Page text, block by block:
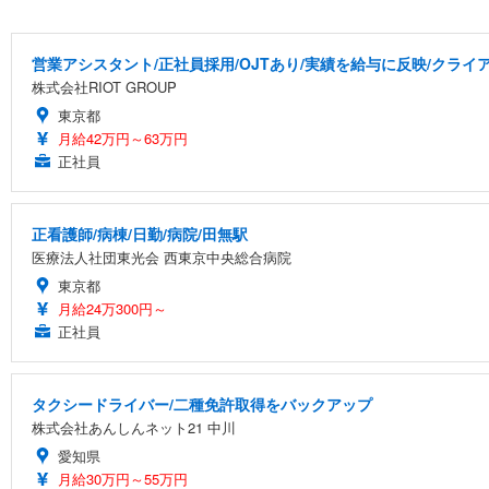
営業アシスタント/正社員採用/OJTあり/実績を給与に反映/クライ
株式会社RIOT GROUP
東京都
月給42万円～63万円
正社員
正看護師/病棟/日勤/病院/田無駅
医療法人社団東光会 西東京中央総合病院
東京都
月給24万300円～
正社員
タクシードライバー/二種免許取得をバックアップ
株式会社あんしんネット21 中川
愛知県
月給30万円～55万円